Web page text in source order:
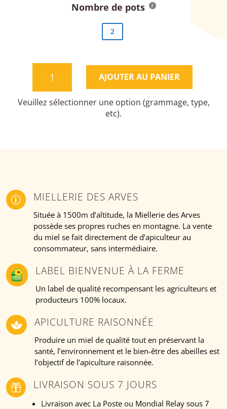
Nombre de pots
2
PLAISIR
AJOUTER AU PANIER
p MIELLERIE DES ARVES
Située à 1500m d’altitude, la Miellerie des Arves
possède ses propres ruches en montagne. La vente
du miel se fait directement de d’apiculteur au
consommateur, sans intermédiaire.
LABEL BIENVENUE À LA FERME
Un label de qualité recompensant les agriculteurs et
producteurs 100% locaux.
 APICULTURE RAISONNÉE
Produire un miel de qualité tout en préservant la
santé, l’environnement et le bien-être des abeilles est
l’objectif de l’apiculture raisonnée.
 LIVRAISON SOUS 7 JOURS
Livraison avec La Poste ou Mondial Relay sous 7